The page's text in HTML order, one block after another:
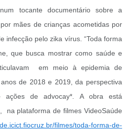
tocante documentário sobre a
mães de crianças acometidas por
infecção pelo zika vírus. “Toda forma
que busca mostrar como saúde e
em meio à epidemia de
de 2018 e 2019, da perspectiva
ações de advocay*. A obra está
na plataforma de filmes VideoSaúde
filmes/toda-forma-de-